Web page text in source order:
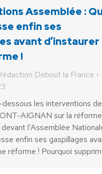
Assemblée :
enfin ses
avant d’instaurer
!
Debout la France
les interventions de
AIGNAN sur la réforme
l’Assemblée
enfin ses gaspillages
réforme ! Pourquoi